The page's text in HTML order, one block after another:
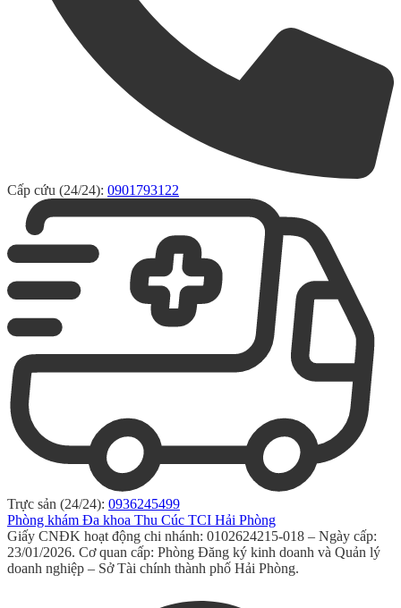
Cấp cứu (24/24): 0901793122
Trực sản (24/24): 0936245499
Phòng khám Đa khoa Thu Cúc TCI Hải Phòng
Giấy CNĐK hoạt động chi nhánh: 0102624215-018 – Ngày cấp:
23/01/2026. Cơ quan cấp: Phòng Đăng ký kinh doanh và Quản lý
doanh nghiệp – Sở Tài chính thành phố Hải Phòng.